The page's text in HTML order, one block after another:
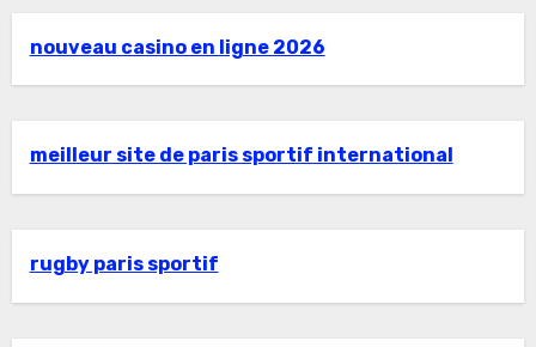
nouveau casino en ligne 2026
meilleur site de paris sportif international
rugby paris sportif